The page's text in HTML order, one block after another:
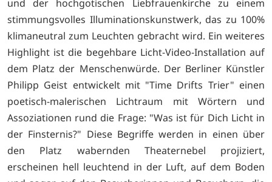
und der hochgotischen Liebfrauenkirche zu einem
stimmungsvolles Illuminationskunstwerk, das zu 100%
klimaneutral zum Leuchten gebracht wird. Ein weiteres
Highlight ist die begehbare Licht-Video-Installation auf
dem Platz der Menschenwürde. Der Berliner Künstler
Philipp Geist entwickelt mit "Time Drifts Trier" einen
poetisch-malerischen Lichtraum mit Wörtern und
Assoziationen rund die Frage: "Was ist für Dich Licht in
der Finsternis?" Diese Begriffe werden in einen über
den Platz wabernden Theaternebel projiziert,
erscheinen hell leuchtend in der Luft, auf dem Boden